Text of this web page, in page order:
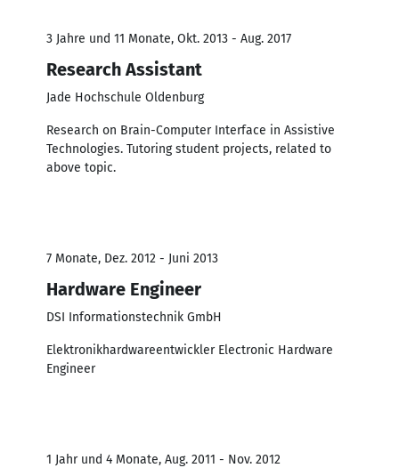
3 Jahre und 11 Monate, Okt. 2013 - Aug. 2017
Research Assistant
Jade Hochschule Oldenburg
Research on Brain-Computer Interface in Assistive
Technologies. Tutoring student projects, related to
above topic.
7 Monate, Dez. 2012 - Juni 2013
Hardware Engineer
DSI Informationstechnik GmbH
Elektronikhardwareentwickler Electronic Hardware
Engineer
1 Jahr und 4 Monate, Aug. 2011 - Nov. 2012